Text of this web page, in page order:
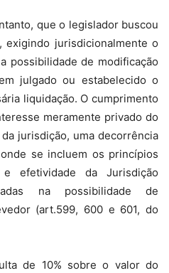
que o legislador buscou
exigindo jurisdicionalmente o
possibilidade de modificação
julgado ou estabelecido o
liquidação. O cumprimento
meramente privado do
jurisdição, uma decorrência
se incluem os princípios
efetividade da Jurisdição
na possibilidade de
(art.599, 600 e 601, do
de 10% sobre o valor do